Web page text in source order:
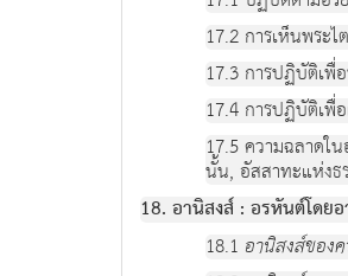
17.2 การเห็นพระ
17.3 การปฏิบัติเ
17.4 การปฏิบัติเพื่
17.5 ความฉลาดใ
นั้น, อัสสาทะแห่ง
18. อานิสงส์ : อรหันต์โดย
18.1 อานิสงส์ของ